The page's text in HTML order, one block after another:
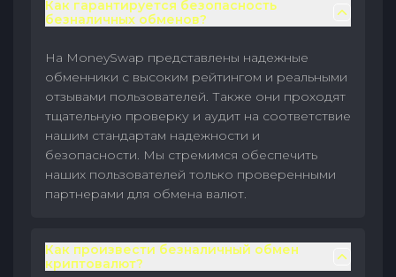
Как гарантируется безопасность
безналичных обменов?
На MoneySwap представлены надежные
обменники с высоким рейтингом и реальными
отзывами пользователей. Также они проходят
тщательную проверку и аудит на соответствие
нашим стандартам надежности и
безопасности. Мы стремимся обеспечить
наших пользователей только проверенными
партнерами для обмена валют.
Как произвести безналичный обмен
криптовалют?